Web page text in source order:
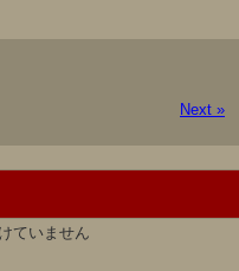
Next »
ていません